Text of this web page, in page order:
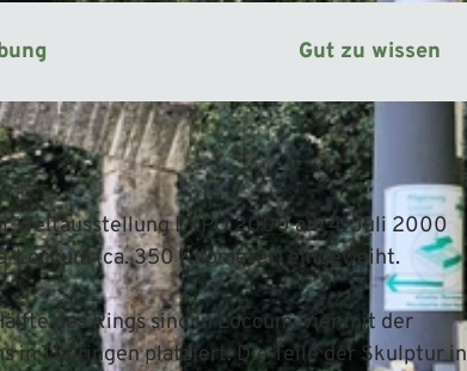
Gut zu wissen
Weltausstellung EXPO 2000 am 4. Juli 2000
Loccum (ca. 350 Kilometer) eingeweiht.
des Rings sind in Loccum, vier mit der
in Thüringen platziert. Die Teile der Skulptur in